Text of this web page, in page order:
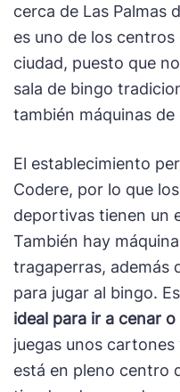
cerca de Las Palmas
es uno de los
ciudad, puesto que
sala de bingo
también máquinas
El establecimiento
Codere, por lo que
deportivas tienen un
También hay
tragaperras, además
para jugar al bingo.
ideal para ir a cenar
juegas unos
está en pleno centro